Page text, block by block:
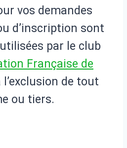
vos demandes
d’inscription sont
par le club
Française de
l’exclusion de tout
ou tiers.